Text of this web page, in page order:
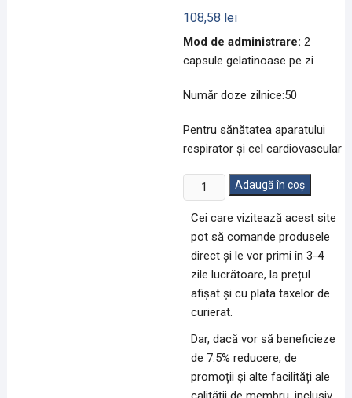
108,58 lei
Mod de administrare: 2
capsule gelatinoase pe zi
Număr doze zilnice:50
Pentru sănătatea aparatului
respirator și cel cardiovascular
Cantitate
Garlic
Max
(100
capsule
gelationase)
Adaugă în coș
Cei care vizitează acest site
pot să comande produsele
direct și le vor primi în 3-4
zile lucrătoare, la prețul
afișat și cu plata taxelor de
curierat.
Dar, dacă vor să beneficieze
de 7.5% reducere, de
promoții și alte facilități ale